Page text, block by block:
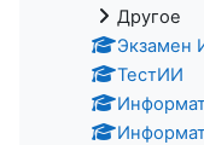
Другое
Экзамен
ТестИИ